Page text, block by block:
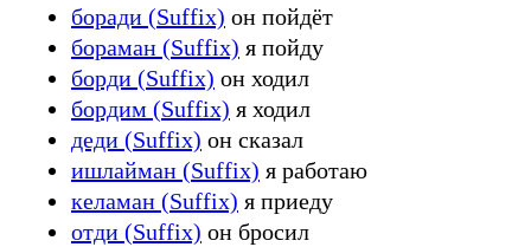
боради (Suffix) он пойдёт
бораман (Suffix) я пойду
борди (Suffix) он ходил
бордим (Suffix) я ходил
деди (Suffix) он сказал
ишлайман (Suffix) я работаю
келаман (Suffix) я приеду
отди (Suffix) он бросил